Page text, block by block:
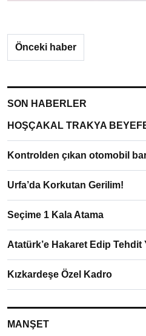
Önceki haber
SON HABERLER
HOŞÇAKAL TRAKYA
Kontrolden çıkan otomobil
Urfa’da Korkutan Gerilim!
Seçime 1 Kala Atama
Atatürk’e Hakaret Edip Tehdit
Kızkardeşe Özel Kadro
MANŞET